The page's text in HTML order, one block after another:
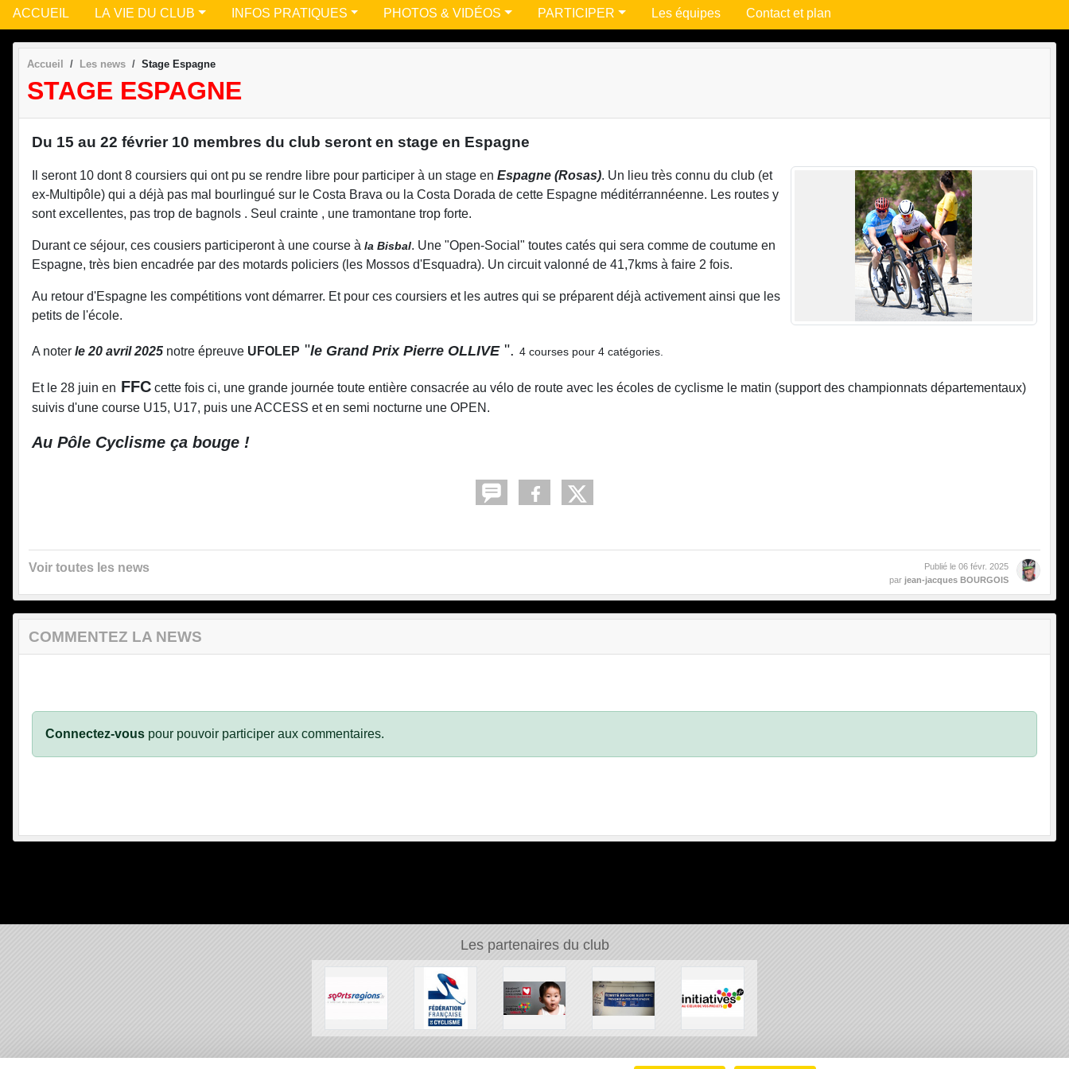
ACCUEIL LA VIE DU CLUB INFOS PRATIQUES PHOTOS & VIDÉOS PARTICIPER Les équipes Contact et plan
Accueil Les news Stage Espagne
STAGE ESPAGNE
Du 15 au 22 février 10 membres du club seront en stage en Espagne
Il seront 10 dont 8 coursiers qui ont pu se rendre libre pour participer à un stage en Espagne (Rosas). Un lieu très connu du club (et
ex-Multipôle) qui a déjà pas mal bourlingué sur le Costa Brava ou la Costa Dorada de cette Espagne méditérrannéenne. Les routes y
sont excellentes, pas trop de bagnols . Seul crainte , une tramontane trop forte.
Durant ce séjour, ces cousiers participeront à une course à la Bisbal. Une "Open-Social" toutes catés qui sera comme de coutume en
Espagne, très bien encadrée par des motards policiers (les Mossos d'Esquadra). Un circuit valonné de 41,7kms à faire 2 fois.
Au retour d'Espagne les compétitions vont démarrer. Et pour ces coursiers et les autres qui se préparent déjà activement ainsi que les
petits de l'école.
A noter le 20 avril 2025 notre épreuve UFOLEP "le Grand Prix Pierre OLLIVE ". 4 courses pour 4 catégories.
Et le 28 juin en FFC cette fois ci, une grande journée toute entière consacrée au vélo de route avec les écoles de cyclisme le matin (support des championnats départementaux)
suivis d'une course U15, U17, puis une ACCESS et en semi nocturne une OPEN.
Au Pôle Cyclisme ça bouge !
Voir toutes les news Publié le 06 févr. 2025
par jean-jacques BOURGOIS
COMMENTEZ LA NEWS
Connectez-vous pour pouvoir participer aux commentaires.
Les partenaires du club